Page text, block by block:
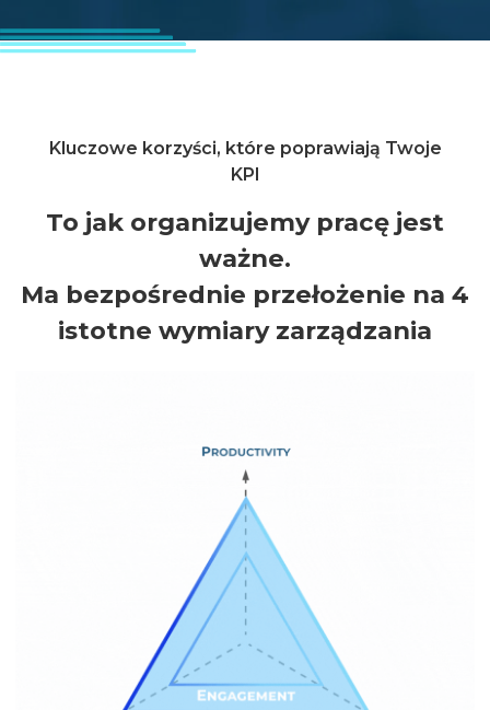
Kluczowe korzyści, które poprawiają Twoje
KPI
To jak organizujemy pracę jest
ważne.
Ma bezpośrednie przełożenie na 4
istotne wymiary zarządzania